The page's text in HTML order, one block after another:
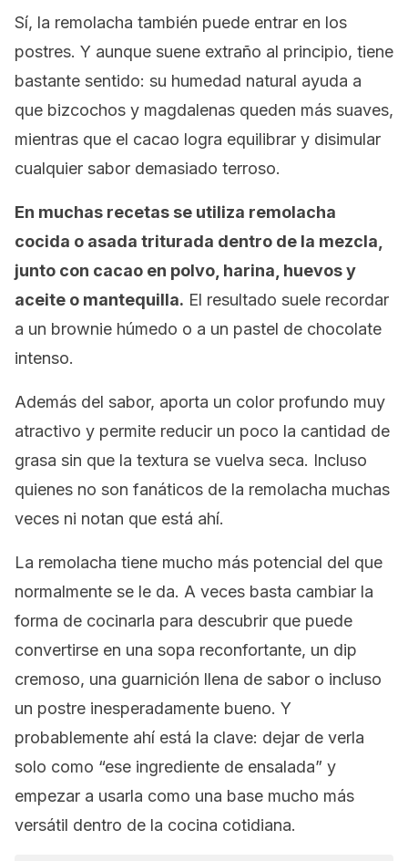
Sí, la remolacha también puede entrar en los
postres. Y aunque suene extraño al principio, tiene
bastante sentido: su humedad natural ayuda a
que bizcochos y magdalenas queden más suaves,
mientras que el cacao logra equilibrar y disimular
cualquier sabor demasiado terroso.
En muchas recetas se utiliza remolacha
cocida o asada triturada dentro de la mezcla,
junto con cacao en polvo, harina, huevos y
aceite o mantequilla. El resultado suele recordar
a un brownie húmedo o a un pastel de chocolate
intenso.
Además del sabor, aporta un color profundo muy
atractivo y permite reducir un poco la cantidad de
grasa sin que la textura se vuelva seca. Incluso
quienes no son fanáticos de la remolacha muchas
veces ni notan que está ahí.
La remolacha tiene mucho más potencial del que
normalmente se le da. A veces basta cambiar la
forma de cocinarla para descubrir que puede
convertirse en una sopa reconfortante, un dip
cremoso, una guarnición llena de sabor o incluso
un postre inesperadamente bueno. Y
probablemente ahí está la clave: dejar de verla
solo como “ese ingrediente de ensalada” y
empezar a usarla como una base mucho más
versátil dentro de la cocina cotidiana.